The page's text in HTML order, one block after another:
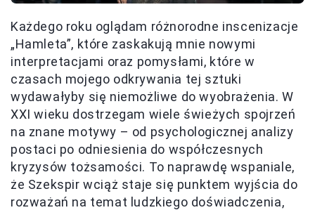
Każdego roku oglądam różnorodne inscenizacje
„Hamleta”, które zaskakują mnie nowymi
interpretacjami oraz pomysłami, które w
czasach mojego odkrywania tej sztuki
wydawałyby się niemożliwe do wyobrażenia. W
XXI wieku dostrzegam wiele świeżych spojrzeń
na znane motywy – od psychologicznej analizy
postaci po odniesienia do współczesnych
kryzysów tożsamości. To naprawdę wspaniale,
że Szekspir wciąż staje się punktem wyjścia do
rozważań na temat ludzkiego doświadczenia,